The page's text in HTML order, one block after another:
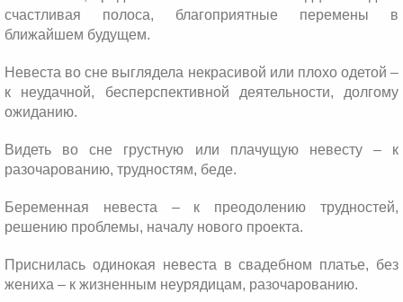
счастливая полоса, благоприятные перемены в
ближайшем будущем.
Невеста во сне выглядела некрасивой или плохо одетой –
к неудачной, бесперспективной деятельности, долгому
ожиданию.
Видеть во сне грустную или плачущую невесту – к
разочарованию, трудностям, беде.
Беременная невеста – к преодолению трудностей,
решению проблемы, началу нового проекта.
Приснилась одинокая невеста в свадебном платье, без
жениха – к жизненным неурядицам, разочарованию.